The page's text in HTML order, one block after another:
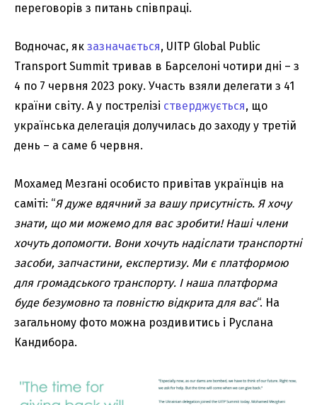
переговорів з питань співпраці.
Водночас, як зазначається, UITP Global Public
Transport Summit тривав в Барселоні чотири дні – з
4 по 7 червня 2023 року. Участь взяли делегати з 41
країни світу. А у пострелізі стверджується, що
українська делегація долучилась до заходу у третій
день – а саме 6 червня.
Мохамед Мезгані особисто привітав українців на
саміті: “Я дуже вдячний за вашу присутність. Я хочу
знати, що ми можемо для вас зробити! Наші члени
хочуть допомогти. Вони хочуть надіслати транспортні
засоби, запчастини, експертизу. Ми є платформою
для громадського транспорту. І наша платформа
буде безумовно та повністю відкрита для вас“. На
загальному фото можна роздивитись і Руслана
Кандибора.